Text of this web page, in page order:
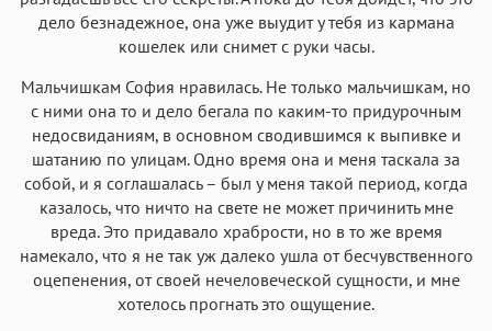
дело безнадежное, она уже выудит у тебя из кармана
кошелек или снимет с руки часы.
Мальчишкам София нравилась. Не только мальчишкам, но
с ними она то и дело бегала по каким-то придурочным
недосвиданиям, в основном сводившимся к выпивке и
шатанию по улицам. Одно время она и меня таскала за
собой, и я соглашалась – был у меня такой период, когда
казалось, что ничто на свете не может причинить мне
вреда. Это придавало храбрости, но в то же время
намекало, что я не так уж далеко ушла от бесчувственного
оцепенения, от своей нечеловеческой сущности, и мне
хотелось прогнать это ощущение.